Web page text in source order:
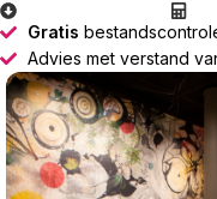
Gratis
Advies met verstand